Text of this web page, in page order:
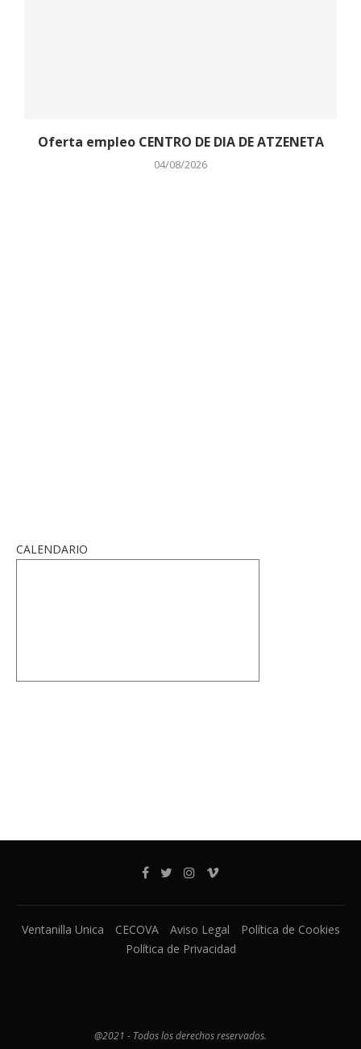
Oferta empleo CENTRO DE DIA DE ATZENETA
04/08/2026
CALENDARIO
Ventanilla Unica CECOVA Aviso Legal
Política de Cookies
Política de Privacidad
@2021 - Todos los derechos reservados.